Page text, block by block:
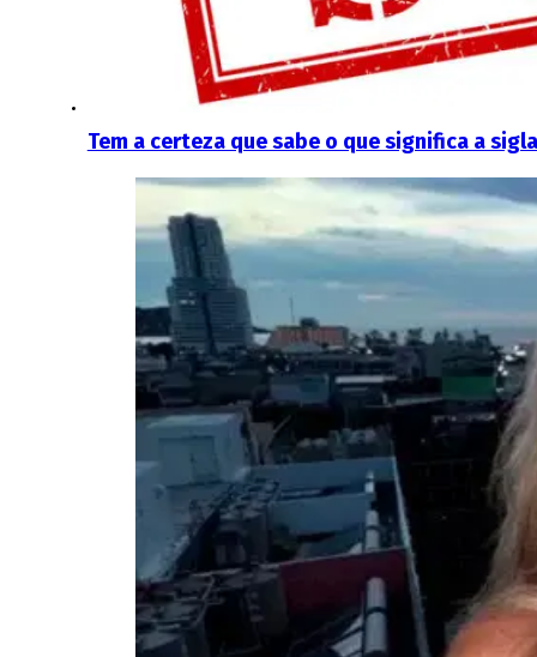
Tem a certeza que sabe o que significa a